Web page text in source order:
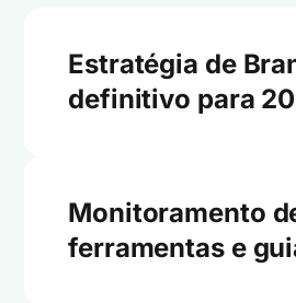
Estratégia de
definitivo para
Monitoramento
ferramentas e